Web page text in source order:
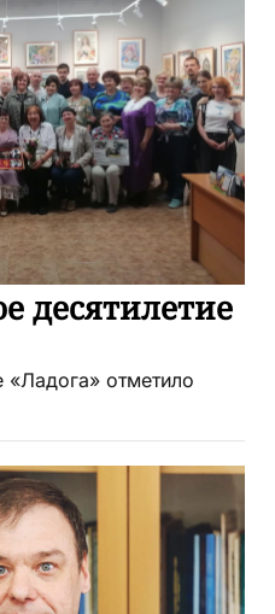
десятилетие
отметило